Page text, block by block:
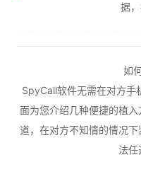
据
如
SpyCall软件无需在对方手
面为您介绍几种便捷的植
道，在对方不知情的情况
法任